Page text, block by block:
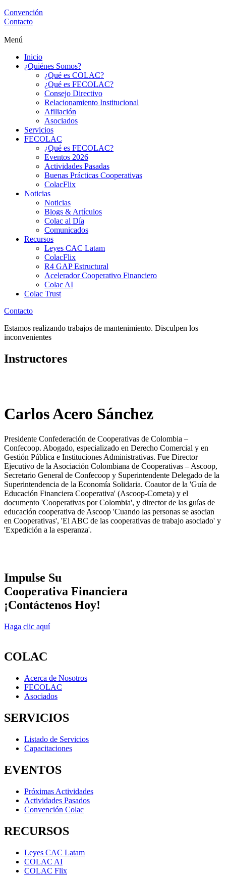
Convención
Contacto
Menú
Inicio
¿Quiénes Somos?
¿Qué es COLAC?
¿Qué es FECOLAC?
Consejo Directivo
Relacionamiento Institucional
Afiliación
Asociados
Servicios
FECOLAC
¿Qué es FECOLAC?
Eventos 2026
Actividades Pasadas
Buenas Prácticas Cooperativas
ColacFlix
Noticias
Noticias
Blogs & Artículos
Colac al Día
Comunicados
Recursos
Leyes CAC Latam
ColacFlix
R4 GAP Estructural
Acelerador Cooperativo Financiero
Colac AI
Colac Trust
Contacto
Estamos realizando trabajos de mantenimiento. Disculpen los
inconvenientes
Instructores
Carlos Acero Sánchez
Presidente Confederación de Cooperativas de Colombia –
Confecoop. Abogado, especializado en Derecho Comercial y en
Gestión Pública e Instituciones Administrativas. Fue Director
Ejecutivo de la Asociación Colombiana de Cooperativas – Ascoop,
Secretario General de Confecoop y Superintendente Delegado de la
Superintendencia de la Economía Solidaria. Coautor de la 'Guía de
Educación Financiera Cooperativa' (Ascoop-Cometa) y el
documento 'Cooperativas por Colombia', y director de las guías de
educación cooperativa de Ascoop 'Cuando las personas se asocian
en Cooperativas', 'El ABC de las cooperativas de trabajo asociado' y
'Expedición a la esperanza'.
Impulse Su
Cooperativa Financiera
¡Contáctenos Hoy!
Haga clic aquí
COLAC
Acerca de Nosotros
FECOLAC
Asociados
SERVICIOS
Listado de Servicios
Capacitaciones
EVENTOS
Próximas Actividades
Actividades Pasados
Convención Colac
RECURSOS
Leyes CAC Latam
COLAC AI
COLAC Flix